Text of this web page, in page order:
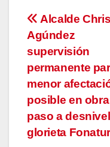
de
entradas
Alcalde
Agúndez
supervisión
permanente
menor
posible en
paso a
glorieta Fonatur